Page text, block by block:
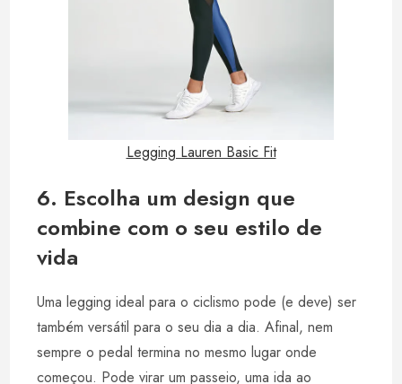
Legging Lauren Basic Fit
6. Escolha um design que
combine com o seu estilo de
vida
Uma legging ideal para o ciclismo pode (e deve) ser
também versátil para o seu dia a dia. Afinal, nem
sempre o pedal termina no mesmo lugar onde
começou. Pode virar um passeio, uma ida ao